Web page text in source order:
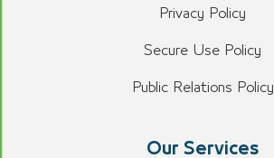
Privacy Policy
Secure Use Policy
Public Relations Policy
Our Services